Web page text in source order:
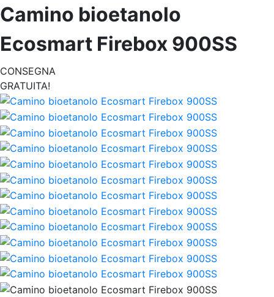
Camino bioetanolo
Ecosmart Firebox 900SS
CONSEGNA
GRATUITA!